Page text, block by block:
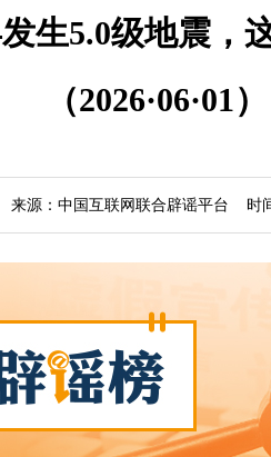
生5.0级地震，
（2026·06·01）
源：中国互联网联合辟谣平台 时